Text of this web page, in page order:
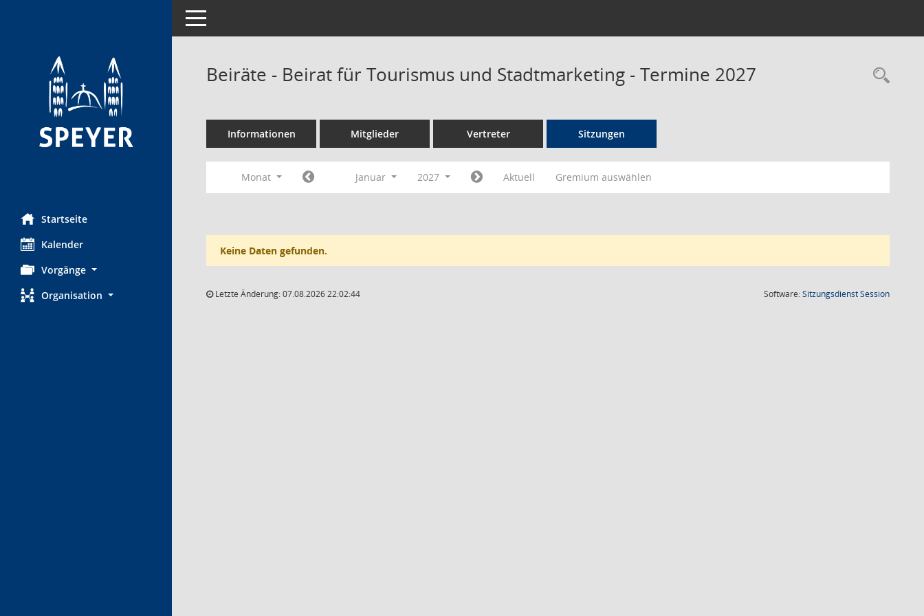
Startseite
Kalender
Vorgänge
Organisation
Toggle navigation
Beiräte - Beirat für Tourismus und Stadtmarketing - Termine 2027
Informationen Mitglieder Vertreter Sitzungen
Monat Januar 2027 Aktuell Gremium auswählen
Keine Daten gefunden.
Letzte Änderung: 07.08.2026 22:02:44 Software:SitzungsdienstSession(Wird in